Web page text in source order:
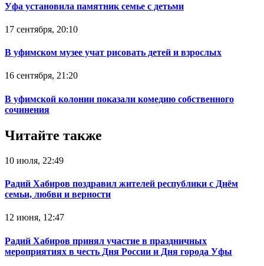
Уфа установила памятник семье с детьми
17 сентября, 20:10
В уфимском музее учат рисовать детей и взрослых
16 сентября, 21:20
В уфимской колонии показали комедию собственного
сочинения
Читайте также
10 июля, 22:49
Радий Хабиров поздравил жителей республики с Днём
семьи, любви и верности
12 июня, 12:47
Радий Хабиров принял участие в праздничных
мероприятиях в честь Дня России и Дня города Уфы